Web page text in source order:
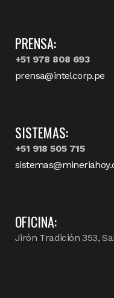
PRENSA:
+51 978 808 693
prensa@intelcorp.pe
SISTEMAS:
+51 918 505 715
OFICINA:
Jirón Tradición 353,